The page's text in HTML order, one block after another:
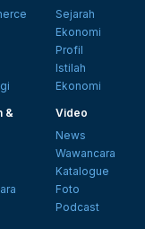
Sejarah
Ekonomi
Profil
Istilah
Ekonomi
&
Video
News
Wawancara
Katalogue
Foto
Podcast